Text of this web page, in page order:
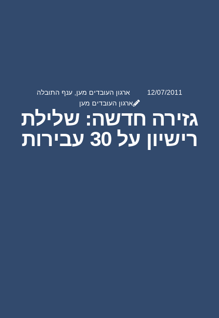
12/07/2011 ארגון העובדים מען, ענף התובלה
ארגון העובדים מען
גזירה חדשה: שלילת
רישיון על 30 עבירות